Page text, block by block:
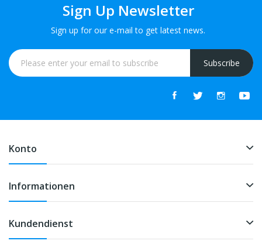
Sign Up Newsletter
Sign up for our e-mail to get latest news.
Subscribe
Konto
Informationen
Kundendienst